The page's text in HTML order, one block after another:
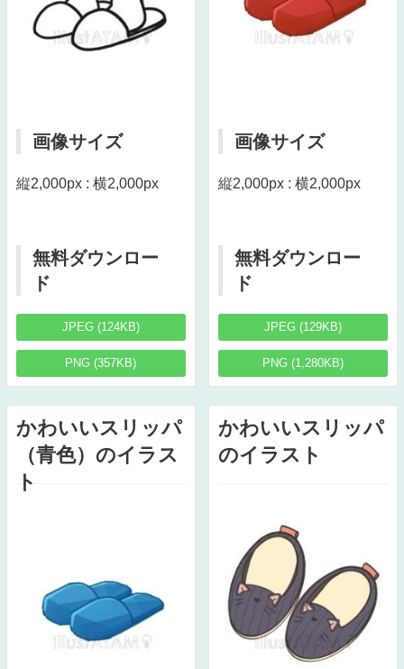
画像サイズ
縦2,000px : 横2,000px
無料ダウンロー
ド
JPEG (124KB)
PNG (357KB)
画像サイズ
縦2,000px : 横2,000px
無料ダウンロー
ド
JPEG (129KB)
PNG (1,280KB)
かわいいスリッパ
（青色）のイラス
ト
かわいいスリッパ
のイラスト